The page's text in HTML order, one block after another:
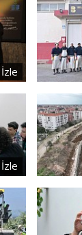
İzle
İzle